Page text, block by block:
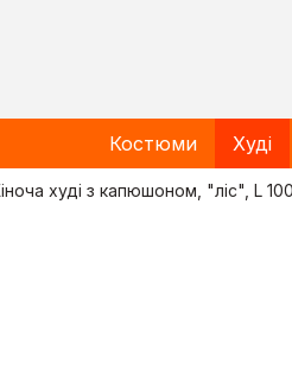
Костюми Худі